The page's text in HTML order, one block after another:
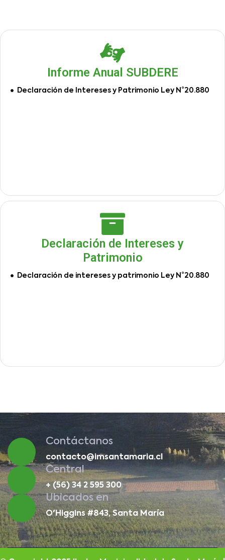
Informe Anual SUBDERE
Declaración de Intereses y Patrimonio Ley N°20.880
Declaración de Intereses y
Patrimonio
Declaración de intereses y patrimonio Ley N°20.880
Contáctanos
contacto@imsantamaria.cl
Central
+ (56) 34 2 595 300
Ubicados en
O'Higgins #843, Santa María